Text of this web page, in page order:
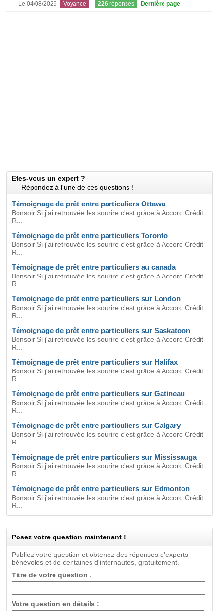
Le 04/08/2026 Voyance 226 réponses Dernière page
Etes-vous un expert ?
Répondez à l'une de ces questions !
Témoignage de prêt entre particuliers Ottawa
Bonsoir Si j'ai retrouvée les sourire c'est grâce à Accord Crédit
R...
Témoignage de prêt entre particuliers Toronto
Bonsoir Si j'ai retrouvée les sourire c'est grâce à Accord Crédit
R...
Témoignage de prêt entre particuliers au canada
Bonsoir Si j'ai retrouvée les sourire c'est grâce à Accord Crédit
R...
Témoignage de prêt entre particuliers sur London
Bonsoir Si j'ai retrouvée les sourire c'est grâce à Accord Crédit
R...
Témoignage de prêt entre particuliers sur Saskatoon
Bonsoir Si j'ai retrouvée les sourire c'est grâce à Accord Crédit
R...
Témoignage de prêt entre particuliers sur Halifax
Bonsoir Si j'ai retrouvée les sourire c'est grâce à Accord Crédit
R...
Témoignage de prêt entre particuliers sur Gatineau
Bonsoir Si j'ai retrouvée les sourire c'est grâce à Accord Crédit
R...
Témoignage de prêt entre particuliers sur Calgary
Bonsoir Si j'ai retrouvée les sourire c'est grâce à Accord Crédit
R...
Témoignage de prêt entre particuliers sur Mississauga
Bonsoir Si j'ai retrouvée les sourire c'est grâce à Accord Crédit
R...
Témoignage de prêt entre particuliers sur Edmonton
Bonsoir Si j'ai retrouvée les sourire c'est grâce à Accord Crédit
R...
Posez votre question maintenant !
Publiez votre question et obtenez des réponses d'experts
bénévoles et de centaines d'internautes, gratuitement.
Titre de votre question :
Votre question en détails :